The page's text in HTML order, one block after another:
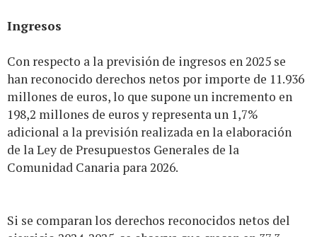
Ingresos
Con respecto a la previsión de ingresos en 2025 se
han reconocido derechos netos por importe de 11.936
millones de euros, lo que supone un incremento en
198,2 millones de euros y representa un 1,7%
adicional a la previsión realizada en la elaboración
de la Ley de Presupuestos Generales de la
Comunidad Canaria para 2026.
Si se comparan los derechos reconocidos netos del